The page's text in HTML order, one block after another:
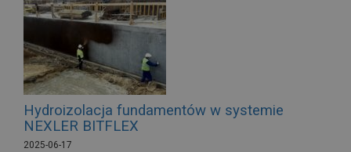
Hydroizolacja fundamentów w systemie
NEXLER BITFLEX
2025-06-17